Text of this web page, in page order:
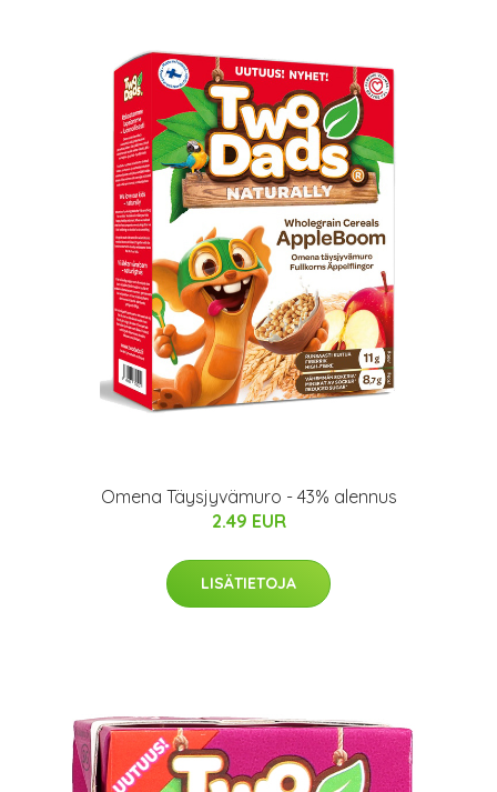
Omena Täysjyvämuro - 43% alennus
2.49 EUR
LISÄTIETOJA